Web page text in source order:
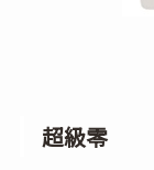
超級零